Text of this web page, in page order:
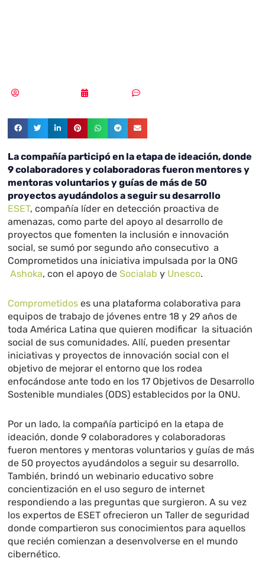
La compañía participó en la etapa de ideación, donde
9 colaboradores y colaboradoras fueron mentores y
mentoras voluntarios y guías de más de 50
proyectos ayudándolos a seguir su desarrollo
ESET, compañía líder en detección proactiva de
amenazas, como parte del apoyo al desarrollo de
proyectos que fomenten la inclusión e innovación
social, se sumó por segundo año consecutivo a
Comprometidos una iniciativa impulsada por la ONG
Ashoka, con el apoyo deSocialab y Unesco.
Comprometidos es una plataforma colaborativa para
equipos de trabajo de jóvenes entre 18 y 29 años de
toda América Latina que quieren modificar la situación
social de sus comunidades. Allí, pueden presentar
iniciativas y proyectos de innovación social con el
objetivo de mejorar el entorno que los rodea
enfocándose ante todo en los 17 Objetivos de Desarrollo
Sostenible mundiales (ODS) establecidos por la ONU.
Por un lado, la compañía participó en la etapa de
ideación, donde 9 colaboradores y colaboradoras
fueron mentores y mentoras voluntarios y guías de más
de 50 proyectos ayudándolos a seguir su desarrollo.
También, brindó un webinario educativo sobre
concientización en el uso seguro de internet
respondiendo a las preguntas que surgieron. A su vez
los expertos de ESET ofrecieron un Taller de seguridad
donde compartieron sus conocimientos para aquellos
que recién comienzan a desenvolverse en el mundo
cibernético.